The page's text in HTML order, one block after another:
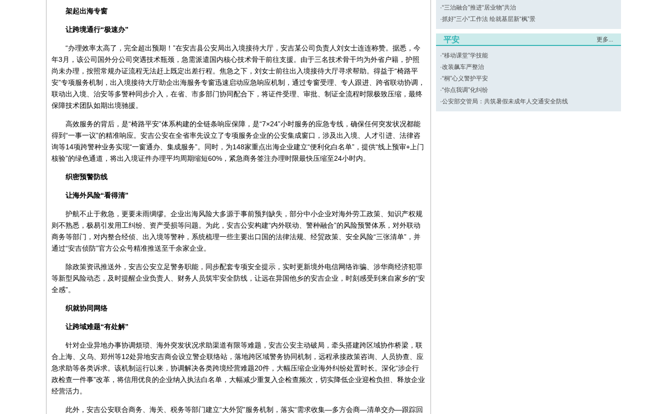
架起出海专窗
让跨境通行“极速办”
“办理效率太高了，完全超出预期！”在安吉县公安局出入境接待大厅，安吉某公司负责人刘女士连连称赞。据悉，今
年3月，该公司国外分公司突遇技术瓶颈，急需派遣国内核心技术骨干前往支援。由于三名技术骨干均为外省户籍，护照
尚未办理，按照常规办证流程无法赶上既定出差行程。焦急之下，刘女士前往出入境接待大厅寻求帮助。得益于“椅路平
安”专项服务机制，出入境接待大厅助企出海服务专窗迅速启动应急响应机制，通过专窗受理、专人跟进、跨省联动协调，
联动出入境、治安等多警种同步介入，在省、市多部门协同配合下，将证件受理、审批、制证全流程时限极致压缩，最终
保障技术团队如期出境驰援。
高效服务的背后，是“椅路平安”体系构建的全链条响应保障，是“7×24”小时服务的应急专线，确保任何突发状况都能
得到“一事一议”的精准响应。安吉公安在全省率先设立了专项服务企业的公安集成窗口，涉及出入境、人才引进、法律咨
询等14项跨警种业务实现“一窗通办、集成服务”。同时，为148家重点出海企业建立“便利化白名单”，提供“线上预审+上门
核验”的绿色通道，将出入境证件办理平均周期缩短60%，紧急商务签注办理时限最快压缩至24小时内。
织密预警防线
让海外风险“看得清”
护航不止于救急，更要未雨绸缪。企业出海风险大多源于事前预判缺失，部分中小企业对海外劳工政策、知识产权规
则不熟悉，极易引发用工纠纷、资产受损等问题。为此，安吉公安构建“内外联动、警种融合”的风险预警体系，对外联动
商务等部门，对内整合经侦、出入境等警种，系统梳理一些主要出口国的法律法规、经贸政策、安全风险“三张清单”，并
通过“安吉侦防”官方公众号精准推送至千余家企业。
除政策资讯推送外，安吉公安立足警务职能，同步配套专项安全提示，实时更新境外电信网络诈骗、涉华商经济犯罪
等新型风险动态，及时提醒企业负责人、财务人员筑牢安全防线，让远在异国他乡的安吉企业，时刻感受到来自家乡的“安
全感”。
织就协同网络
让跨域难题“有处解”
针对企业异地办事协调烦琐、海外突发状况求助渠道有限等难题，安吉公安主动破局，牵头搭建跨区域协作桥梁，联
合上海、义乌、郑州等12处异地安吉商会设立警企联络站，落地跨区域警务协同机制，远程承接政策咨询、人员协查、应
急求助等各类诉求。该机制运行以来，协调解决各类跨境经营难题20件，大幅压缩企业海外纠纷处置时长。深化“涉企行
政检查一件事”改革，将信用优良的企业纳入执法白名单，大幅减少重复入企检查频次，切实降低企业迎检负担、释放企业
经营活力。
此外，安吉公安联合商务、海关、税务等部门建立“大外贸”服务机制，落实“需求收集—多方会商—清单交办—跟踪回
·“三治融合”推进“居业物”共治
·抓好“三小”工作法 绘就基层新“枫”景
平安 更多...
·“移动课堂”学技能
·改装飙车严整治
·“桐”心义警护平安
·“你点我调”化纠纷
·公安部交管局：共筑暑假未成年人交通安全防线